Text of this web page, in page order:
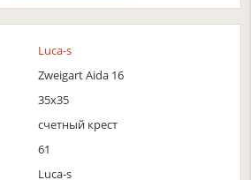
Luca-s
Zweigart Aida 16
35x35
счетный крест
61
Luca-s